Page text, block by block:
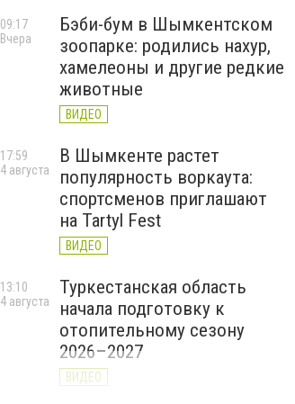
Бэби-бум в Шымкентском
зоопарке: родились нахур,
хамелеоны и другие редкие
животные
ВИДЕО
09:17
Вчера
В Шымкенте растет
популярность воркаута:
спортсменов приглашают
на Tartyl Fest
ВИДЕО
17:59
4 августа
Туркестанская область
начала подготовку к
отопительному сезону
2026–2027
ВИДЕО
13:10
4 августа